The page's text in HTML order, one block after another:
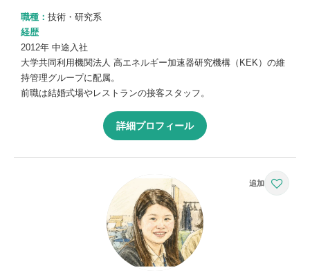
職種： 技術・研究系
経歴
2012年 中途入社
大学共同利用機関法人 高エネルギー加速器研究機構（KEK）の維
持管理グループに配属。
前職は結婚式場やレストランの接客スタッフ。
詳細プロフィール